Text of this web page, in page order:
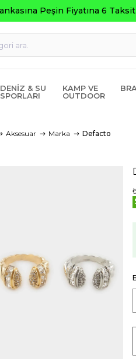
Fiyatına 6 Taksit
DENIZ & SU
SPORLARI
KAMP VE
OUTDOOR
Aksesuar Marka Defacto